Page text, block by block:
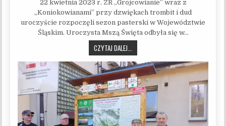
22 kwietnia 2023 r. ZR „Grojcowianie” wraz z
„Koniokowianami” przy dzwiękach trombit i dud
uroczyście rozpoczęli sezon pasterski w Województwie
Śląskim. Uroczysta Mszą Święta odbyła się w…
CZYTAJ DALEJ...